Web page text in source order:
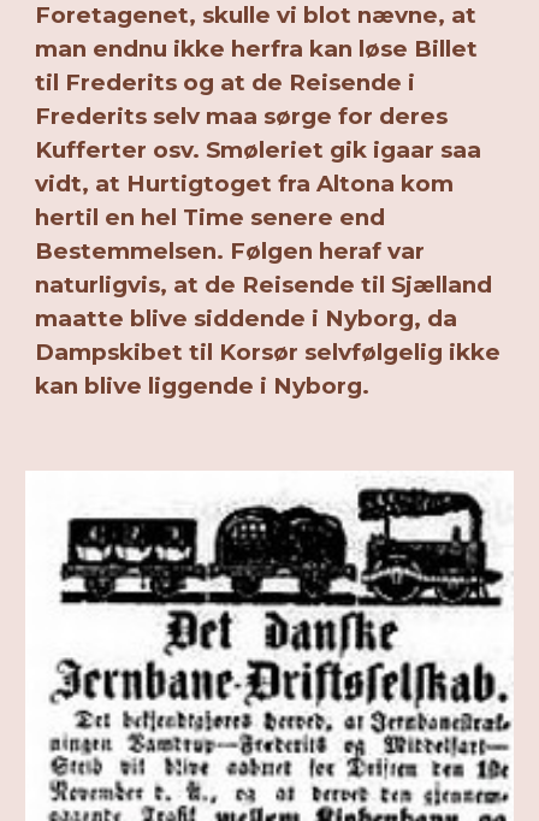
Foretagenet, skulle vi blot nævne, at
man endnu ikke herfra kan løse Billet
til Frederits og at de Reisende i
Frederits selv maa sørge for deres
Kufferter osv. Smøleriet gik igaar saa
vidt, at Hurtigtoget fra Altona kom
hertil en hel Time senere end
Bestemmelsen. Følgen heraf var
naturligvis, at de Reisende til Sjælland
maatte blive siddende i Nyborg, da
Dampskibet til Korsør selvfølgelig ikke
kan blive liggende i Nyborg.